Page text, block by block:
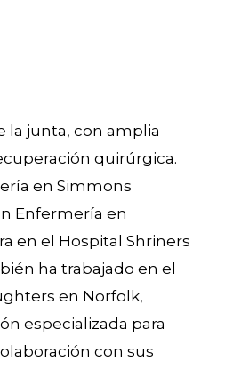
la junta, con amplia
quirúrgica.
en Simmons
Enfermería en
en el Hospital Shriners
ha trabajado en el
en Norfolk,
especializada para
con sus